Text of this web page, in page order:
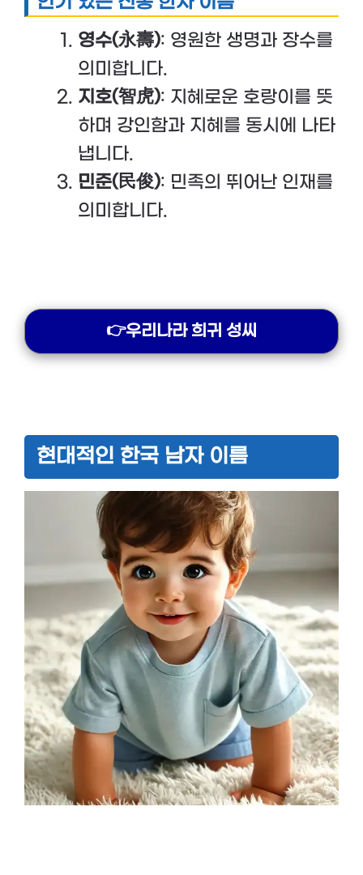
영수(永壽): 영원한 생명과 장수를
의미합니다.
지호(智虎): 지혜로운 호랑이를 뜻
하며 강인함과 지혜를 동시에 나타
냅니다.
민준(民俊): 민족의 뛰어난 인재를
의미합니다.
👉우리나라 희귀 성씨
현대적인 한국 남자 이름